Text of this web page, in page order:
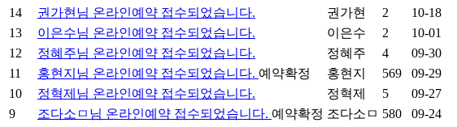
14
권가현 님 온라인예약 접수되었습니다. 권가현 2
10-18
13
이은수님 온라인예약 접수되었습니다. 이은수 2
10-01
12
정혜주님 온라인예약 접수되었습니다. 정혜주 4
09-30
11
홍현지 님 온라인예약 접수되었습니다. 예약확정 홍현지 569
09-29
10
정혁제 님 온라인예약 접수되었습니다. 정혁제 5
09-27
9
조다소ㅁ 님 온라인예약 접수되었습니다. 예약확정 조다소ㅁ 580
09-24